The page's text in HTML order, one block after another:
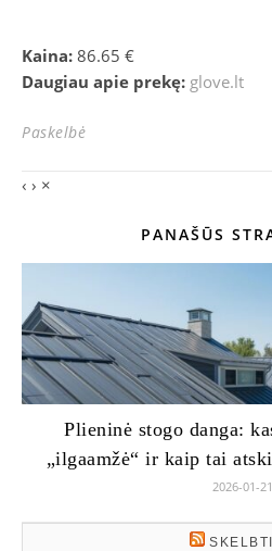
Kaina: 86.65 €
Daugiau apie prekę: glove.lt
Paskelbė
‹ › ×
PANAŠŪS
Plieninė stogo danga:
„ilgaamžė“ ir kaip tai
2026-01-21